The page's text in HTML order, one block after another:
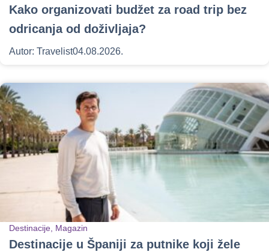
Kako organizovati budžet za road trip bez
odricanja od doživljaja?
Autor: Travelist04.08.2026.
Destinacije, Magazin
Destinacije u Španiji za putnike koji žele